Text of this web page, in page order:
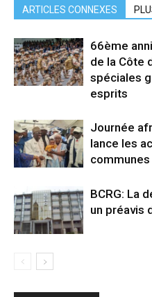
ARTICLES CONNEXES
66ème
de la Côte
spéciales
esprits
Journée
lance les
BCRG: La
un préavis